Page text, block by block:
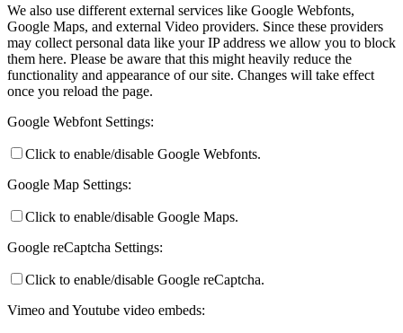
We also use different external services like Google Webfonts,
Google Maps, and external Video providers. Since these providers
may collect personal data like your IP address we allow you to block
them here. Please be aware that this might heavily reduce the
functionality and appearance of our site. Changes will take effect
once you reload the page.
Google Webfont Settings:
Click to enable/disable Google Webfonts.
Google Map Settings:
Click to enable/disable Google Maps.
Google reCaptcha Settings:
Click to enable/disable Google reCaptcha.
Vimeo and Youtube video embeds: